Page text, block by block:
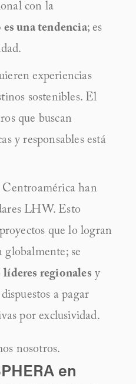
con la
una tendencia; es
experiencias
sostenibles. El
que buscan
y responsables está
han
LHW. Esto
que lo logran
se
líderes regionales y
a pagar
por exclusividad.
nosotros.
en